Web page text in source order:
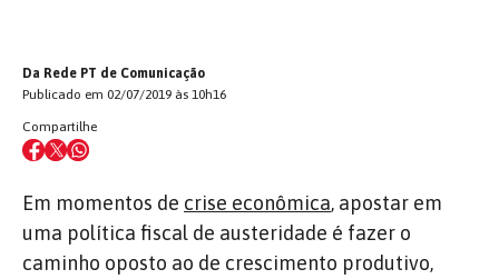
Da Rede PT de Comunicação
Publicado em 02/07/2019 às 10h16
Compartilhe
Em momentos de crise econômica, apostar em
uma política fiscal de austeridade é fazer o
caminho oposto ao de crescimento produtivo,